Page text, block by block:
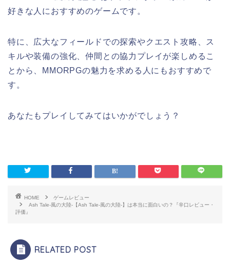
好きな人におすすめのゲームです。
特に、広大なフィールドでの探索やクエスト攻略、ス
キルや装備の強化、仲間との協力プレイが楽しめるこ
とから、MMORPGの魅力を求める人にもおすすめで
す。
あなたもプレイしてみてはいかがでしょう？
HOME
ゲームレビュー
Ash Tale-風の大陸-【Ash Tale-風の大陸-】は本当に面白いの？『辛口レビュー・
評価』
RELATED POST